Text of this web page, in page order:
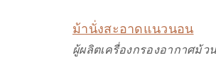
ม้านั่งสะอาดแนวนอน
ผู้ผลิตเครื่องกรองอากาศม้